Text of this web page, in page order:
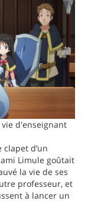
d'enseignant
d’un
Limule goûtait
la vie de ses
professeur, et
à lancer un